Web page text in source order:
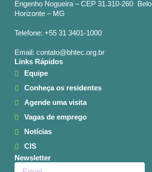
Engenho Nogueira – CEP 31.310-260 Belo
Horizonte – MG
Telefone: +55 31 3401-1000
Email: contato@bhtec.org.br
Links Rápidos
Equipe
Conheça os residentes
Agende uma visita
Vagas de emprego
Notícias
CIS
Newsletter